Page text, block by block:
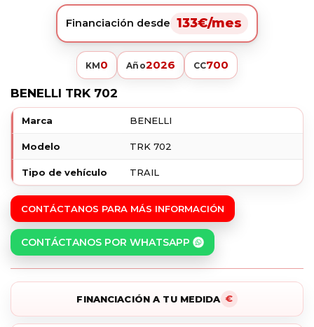
Financiación desde 133€/mes
KM0 Año2026 CC700
BENELLI TRK 702
Marca BENELLI
Modelo TRK 702
Tipo de vehículo TRAIL
CONTÁCTANOS PARA MÁS INFORMACIÓN
CONTÁCTANOS POR WHATSAPP
FINANCIACIÓN A TU MEDIDA